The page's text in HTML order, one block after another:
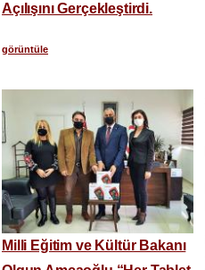
Açılışını Gerçekleştirdi.
görüntüle
Milli Eğitim ve Kültür Bakanı